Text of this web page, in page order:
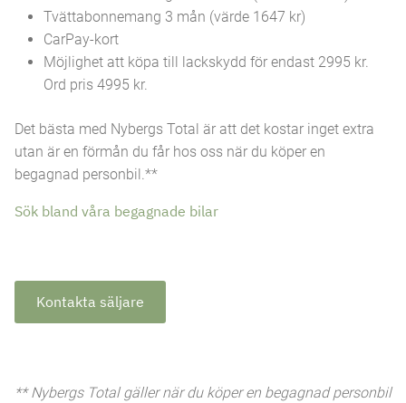
Tvättabonnemang 3 mån (värde 1647 kr)
CarPay-kort
Möjlighet att köpa till lackskydd för endast 2995 kr.
Ord pris 4995 kr.
Det bästa med Nybergs Total är att det kostar inget extra
utan är en förmån du får hos oss när du köper en
begagnad personbil.**
Sök bland våra begagnade bilar
Kontakta säljare
** Nybergs Total gäller när du köper en begagnad personbil